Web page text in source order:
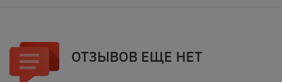
ОТЗЫВОВ ЕЩЕ НЕТ